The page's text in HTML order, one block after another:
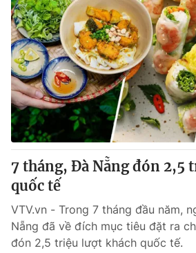
7 tháng, Đà Nẵng đón 2,5
quốc tế
VTV.vn - Trong 7 tháng đầu năm,
Nẵng đã về đích mục tiêu đặt ra
đón 2,5 triệu lượt khách quốc tế.